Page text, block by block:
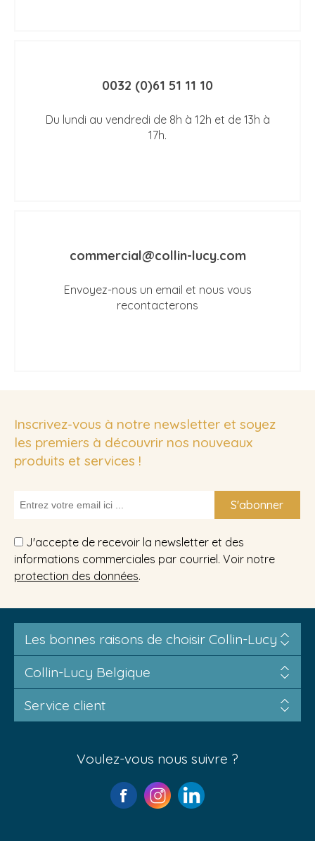
0032 (0)61 51 11 10
Du lundi au vendredi de 8h à 12h et de 13h à
17h.
commercial@collin-lucy.com
Envoyez-nous un email et nous vous
recontacterons
Inscrivez-vous à notre newsletter et soyez
les premiers à découvrir nos nouveaux
produits et services !
S'abonner
J'accepte de recevoir la newsletter et des
informations commerciales par courriel. Voir notre
protection des données.
Les bonnes raisons de choisir Collin-Lucy
Collin-Lucy Belgique
Service client
Voulez-vous nous suivre ?